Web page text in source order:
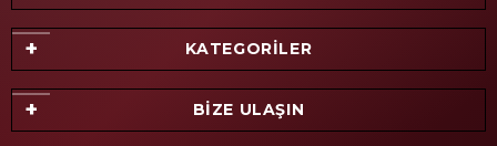
KATEGORİLER
BİZE ULAŞIN